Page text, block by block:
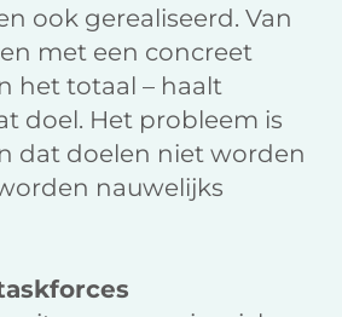
ook gerealiseerd. Van
met een concreet
het totaal – haalt
doel. Het probleem is
dat doelen niet worden
nauwelijks